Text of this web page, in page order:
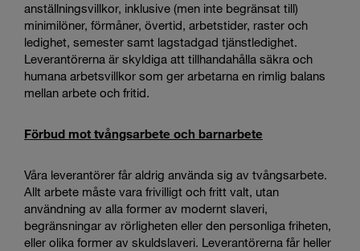
anställningsvillkor, inklusive (men inte begränsat till)
minimilöner, förmåner, övertid, arbetstider, raster och
ledighet, semester samt lagstadgad tjänstledighet.
Leverantörerna är skyldiga att tillhandahålla säkra och
humana arbetsvillkor som ger arbetarna en rimlig balans
mellan arbete och fritid.
Förbud mot tvångsarbete och barnarbete
Våra leverantörer får aldrig använda sig av tvångsarbete.
Allt arbete måste vara frivilligt och fritt valt, utan
användning av alla former av modernt slaveri,
begränsningar av rörligheten eller den personliga friheten,
eller olika former av skuldslaveri. Leverantörerna får heller